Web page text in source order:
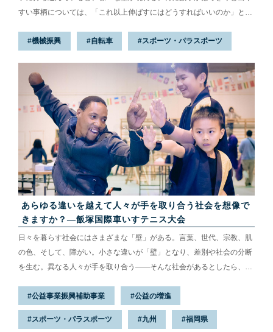
すい事柄については、「これ以上伸ばすにはどうすればいいのか」と悩
大きく感じられる。
機械振興 自転車 スポーツ・パラスポーツ
あらゆる違いを越えて人々が手を取り合う社会を想像で
きますか？—飯塚国際車いすテニス大会
日々を暮らす社会にはさまざまな「壁」がある。言葉、世代、宗教、肌
の色、そして、障がい。小さな違いが「壁」となり、差別や社会の分断
を生む。異なる人々が手を取り合う——そんな社会があるとしたら、ど
公益事業振興補助事業
公益の増進
スポーツ・パラスポーツ 九州 福岡県